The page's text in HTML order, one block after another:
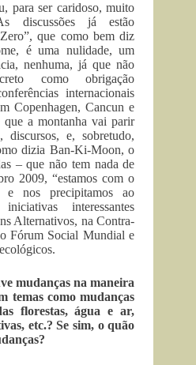
para ser caridoso, muito
discussões já estão
que como bem diz
é uma nulidade, um
nenhuma, já que não
como obrigação
internacionais
Copenhagen, Cancun e
a montanha vai parir
discursos, e, sobretudo,
dizia Ban-Ki-Moon, o
– que não tem nada de
2009, “estamos com o
e nos precipitamos ao
interessantes
Alternativos, na Contra-
Fórum Social Mundial e
mudanças na maneira
temas como mudanças
florestas, água e ar,
etc.? Se sim, o quão